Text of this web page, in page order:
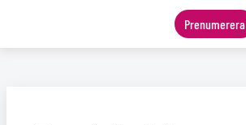
Prenumerera